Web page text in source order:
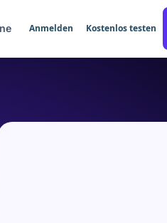
Anmelden Kostenlos testen